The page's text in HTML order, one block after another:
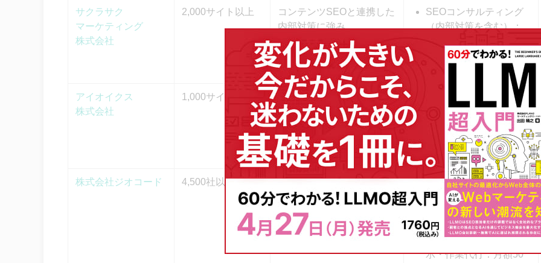
サクラサク
マーケティング
株式会社
2,000サイト以上
コンテンツSEOと連携した
内部対策に強み
SEOコンサルティング
（内部対策を含む）：
実装については別途ご
アイオイクス
株式会社
1,000サイト以上
内部/外部対策に加えLPOや
コンテンツSEOも支援
SEOコンサルティング
（内部対策を含む）：
月額70～100万円
実装については別途ご
相談
株式会社ジオコード 4,500社以上
サイト構造やコンテンツ改
善まで幅広く支援
SEOコンサルティン
グ：月額20万円～
SEOコンサルティング
＋コンテンツ制作、UI/
UX改善、サイト修正指
示・作業代行：月額50